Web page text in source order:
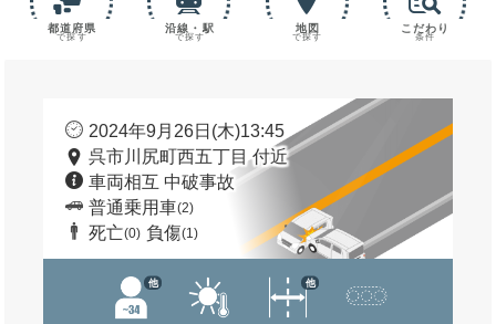
都道府県
で探す
沿線・駅
で探す
地図
で探す
こだわり
条件
2024年9月26日(木)13:45
呉市川尻町西五丁目 付近
車両相互 中破事故
普通乗用車(2)
死亡(0) 負傷(1)
他 他